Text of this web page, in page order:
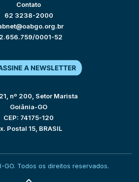
Contato
62 3238-2000
0001-52
nº 200, Setor Marista
Goiânia-GO
CEP: 74175-120
Postal 15, BRASIL
GO. Todos os direitos reservados.